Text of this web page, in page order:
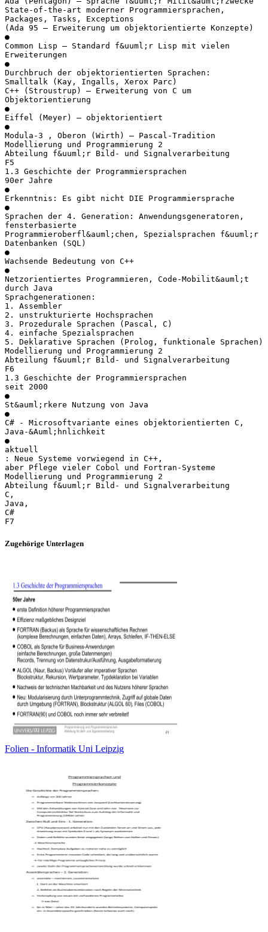
State-of-the-art moderner Programmiersprachen,
Packages, Tasks, Exceptions
(Ada 95 – Erweiterung um objektorientierte Konzepte)
●
Common Lisp – Standard f&uuml;r Lisp mit vielen
Erweiterungen
●
Durchbruch der objektorientierten Sprachen:
Smalltalk (Kay, Ingalls, Xerox Parc)
C++ (Stroustrup) – Erweiterung von C um
Objektorientierung
●
Eiffel (Meyer) – objektorientiert
●
Modula-3 , Oberon (Wirth) – Pascal-Tradition
Modellierung und Programmierung 2
Abteilung f&uuml;r Bild- und Signalverarbeitung
F5
1.3 Geschichte der Programmiersprachen
90er Jahre
●
Erkenntnis: Es gibt nicht DIE Programmiersprache
●
Sprachen der 4. Generation: Anwendungsgeneratoren,
fensterbasierte
Programmieroberfl&auml;chen, Spezialsprachen f&uuml;r
Datenbanken (SQL)
●
Wachsende Bedeutung von C++
●
Netzorientiertes Programmieren, Code-Mobilit&auml;t
durch Java
Sprachgenerationen:
1. Assembler
2. unstrukturierte Hochsprachen
3. Prozedurale Sprachen (Pascal, C)
4. einfache Spezialsprachen
5. Deklarative Sprachen (Prolog, funktionale Sprachen)
Modellierung und Programmierung 2
Abteilung f&uuml;r Bild- und Signalverarbeitung
F6
1.3 Geschichte der Programmiersprachen
seit 2000
●
St&auml;rkere Nutzung von Java
●
C# - Microsoftvariante eines objektorientierten C,
Java-&Auml;hnlichkeit
●
aktuell
: Neue Systeme vorwiegend in C++,
aber Pflege vieler Cobol und Fortran-Systeme
Modellierung und Programmierung 2
Abteilung f&uuml;r Bild- und Signalverarbeitung
C,
Java,
C#
Zugehörige Unterlagen
Folien - Informatik Uni Leipzig